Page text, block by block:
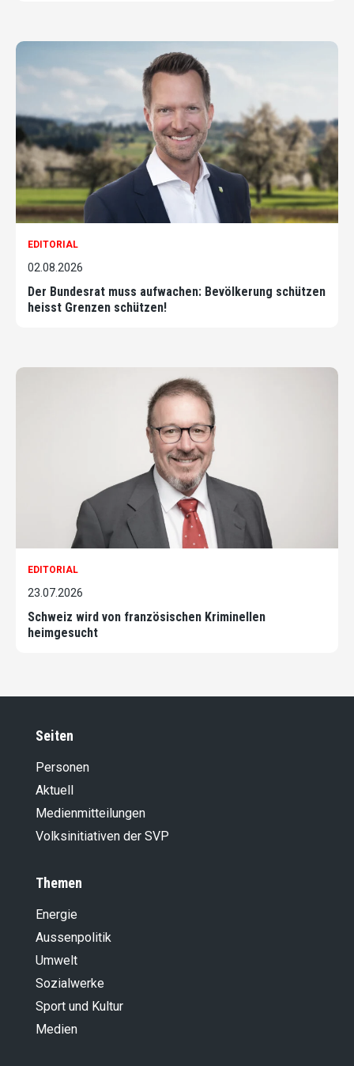
EDITORIAL
02.08.2026
Der Bundesrat muss aufwachen: Bevölkerung schützen
heisst Grenzen schützen!
EDITORIAL
23.07.2026
Schweiz wird von französischen Kriminellen
heimgesucht
Seiten
Personen
Aktuell
Medienmitteilungen
Volksinitiativen der SVP
Themen
Energie
Aussenpolitik
Umwelt
Sozialwerke
Sport und Kultur
Medien